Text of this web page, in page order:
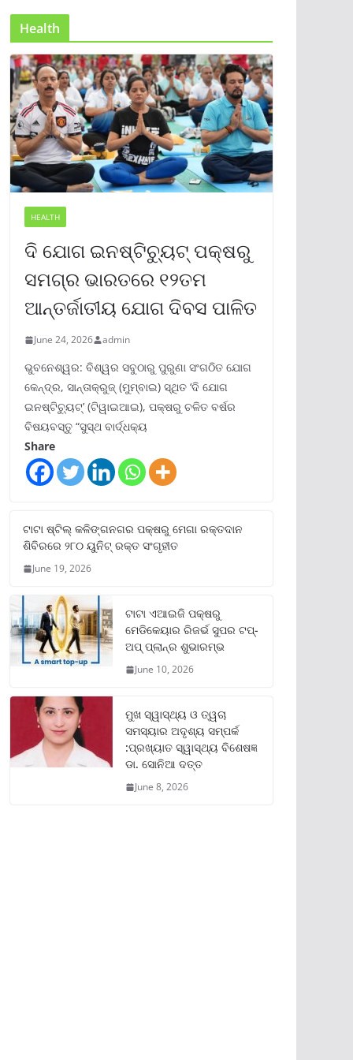
Health
HEALTH
ଦି ଯୋଗ ଇନଷ୍ଟିଚ୍ୟୁଟ୍ ପକ୍ଷରୁ
ସମଗ୍ର ଭାରତରେ ୧୨ତମ
ଆନ୍ତର୍ଜାତୀୟ ଯୋଗ ଦିବସ ପାଳିତ
June 24, 2026 admin
ଭୁବନେଶ୍ୱର: ବିଶ୍ୱର ସବୁଠାରୁ ପୁରୁଣା ସଂଗଠିତ ଯୋଗ
କେନ୍ଦ୍ର, ସାନ୍ତାକ୍ରୁଜ୍ (ମୁମ୍ବାଇ) ସ୍ଥିତ ‘ଦି ଯୋଗ
ଇନଷ୍ଟିଚ୍ୟୁଟ୍‌’ (ଟିୱାଇଆଇ), ପକ୍ଷରୁ ଚଳିତ ବର୍ଷର
ବିଷୟବସ୍ତୁ “ସୁସ୍ଥ ବାର୍ଦ୍ଧକ୍ୟ
Share
ଟାଟା ଷ୍ଟିଲ୍‌ କଳିଙ୍ଗନଗର ପକ୍ଷରୁ ମେଗା ରକ୍ତଦାନ
ଶିବିରରେ ୨୮୦ ୟୁନିଟ୍‌ ରକ୍ତ ସଂଗୃହୀତ
June 19, 2026
ଟାଟା ଏଆଇଜି ପକ୍ଷରୁ
ମେଡିକେୟାର ରିଜର୍ଭ ସୁପର ଟପ୍‌-
ଅପ୍ ପ୍ଲାନ୍‌ର ଶୁଭାରମ୍ଭ
June 10, 2026
ମୁଖ ସ୍ୱାସ୍ଥ୍ୟ ଓ ତ୍ୱଚା
ସମସ୍ୟାର ଅଦୃଶ୍ୟ ସମ୍ପର୍କ
:ପ୍ରଖ୍ୟାତ ସ୍ୱାସ୍ଥ୍ୟ ବିଶେଷଜ୍ଞ
ଡା. ସୋନିଆ ଦତ୍ତ
June 8, 2026